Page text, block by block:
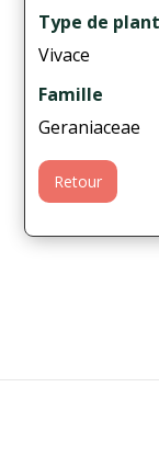
Type de
Vivace
Famille
Geraniaceae
Retour